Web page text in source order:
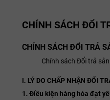
CHÍNH SÁCH ĐỔI
CHÍNH SÁCH ĐỔI TRẢ
Chính sách Đổi trả
I. LÝ DO CHẤP NHẬN ĐỔI
1. Điều kiện hàng hóa đạt